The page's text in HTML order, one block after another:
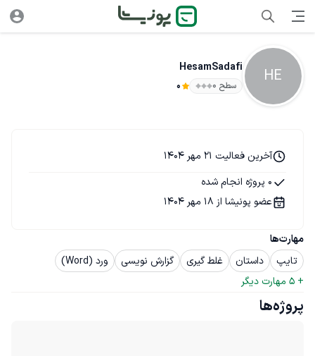
HE
HesamSadafi
سطح ۰ 0
مهارت‌ها
تایپ
داستان غلط گیری گزارش نویسی
ورد (Word)
+
5 مهارت دیگر
آخرین فعالیت 21 مهر 1404
0 پروژه انجام شده
عضو پونیشا از 18 مهر 1404
پروژه‌ها